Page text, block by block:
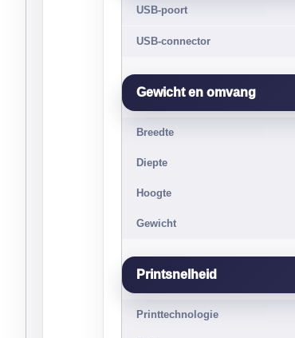
USB-poort
USB-connector
Gewicht en omvang
Breedte
Diepte
Hoogte
Gewicht
Printsnelheid
Printtechnologie